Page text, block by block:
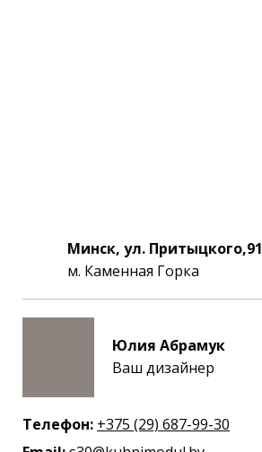
Минск, ул. Притыцкого,91
м. Каменная Горка
Юлия Абрамук
Ваш дизайнер
Телефон: +375 (29) 687-99-30